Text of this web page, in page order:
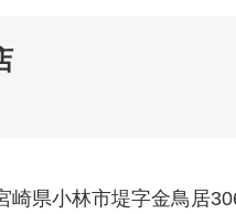
崎県小林市堤字金鳥居